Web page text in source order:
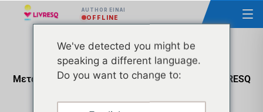
AUTHOR ΕΊΝΑΙ
OFFLINE
Μεταμορφώστε τα μαθήματα βιολογίας με το LIVRESQ
We've detected you might be
speaking a different language.
Do you want to change to: